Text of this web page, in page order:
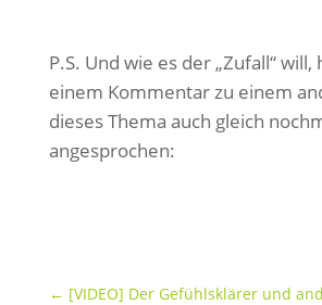
laden
YouTub
e immer
P.S. Und wie es der „Zufall“
einem Kommentar zu einem
dieses Thema auch gleich
angesprochen:
← [VIDEO] Der Gefühlsklärer und